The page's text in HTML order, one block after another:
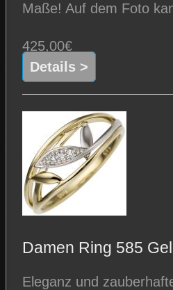
Maße! Auf dem Foto
425,00€
Details >
Damen Ring 585
Eleganz und